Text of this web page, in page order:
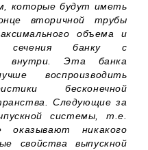
которые будут иметь
вторичной трубы
объема и
сечения банку с
внутри. Эта банка
воспроизводить
бесконечной
Следующие за
системы, т.е.
никакого
свойства выпускной